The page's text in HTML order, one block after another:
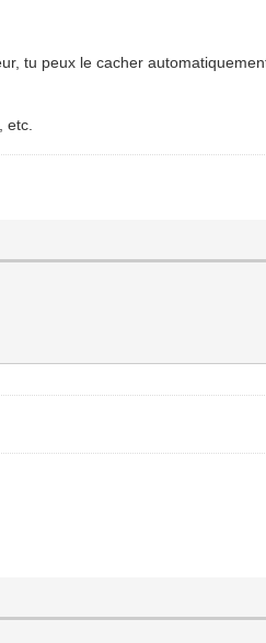
tu peux le cacher
etc.